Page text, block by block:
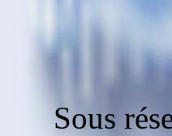
Sous